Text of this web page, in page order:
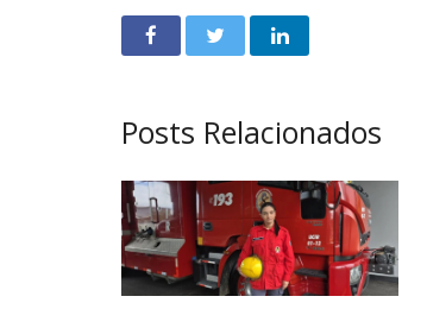
Posts Relacionados